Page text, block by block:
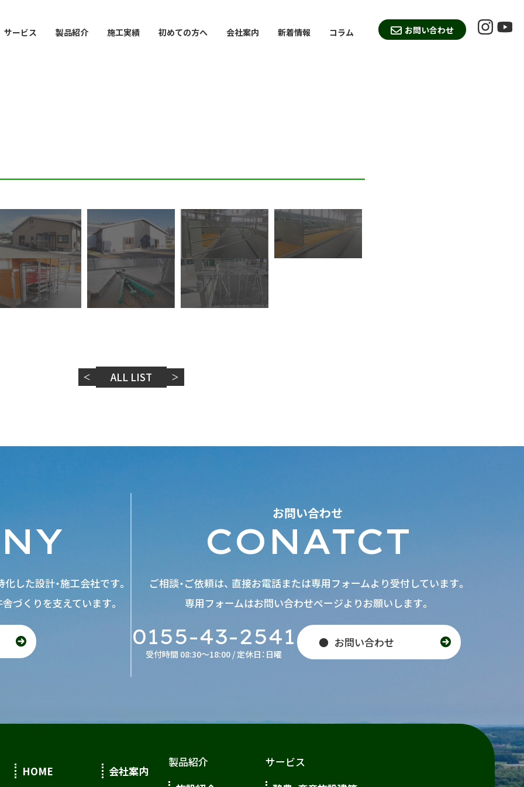
サービス 製品紹介 施工実績 初めての方へ 会社案内 新着情報 コラム お問い合わせ
＜ ALL LIST ＞
した設計・施工会社です。
づくりを支えています。
お問い合わせ
CONATCT
ご相談・ご依頼は、 直接お電話または専用フォームより受付しています。
専用フォームはお問い合わせページよりお願いします。
0155-43-2541
受付時間 08:30～18:00 / 定休日：日曜
お問い合わせ
HOME 会社案内
製品紹介
サービス